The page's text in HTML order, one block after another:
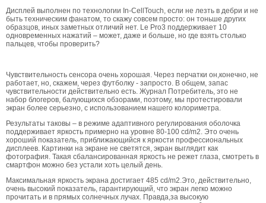
Дисплей выполнен по технологии In-CellTouch, если не лезть в дебри и не
быть техническим фанатом, то скажу совсем просто: он тоньше других
образцов, иных заметных отличий нет. Le Pro3 поддерживает 10
одновременных нажатий – может, даже и больше, но где взять столько
пальцев, чтобы проверить?
Чувствительность сенсора очень хорошая. Через перчатки он,конечно, не
работает, но, скажем, через футболку - запросто. В общем, запас
чувствительности действительно есть. Журнал Потребитель, это не
набор блогеров, балующихся обзорами, поэтому, мы протестировали
экран более серьезно, с использованием нашего колориметра.
Результаты таковы – в режиме адаптивного регулирования оболочка
поддерживает яркость примерно на уровне 80-100 cd/m2. Это очень
хороший показатель, приближающийся к яркости профессиональных
дисплеев. Картинки на экране не светятся, экран выглядит как
фотография. Такая сбалансированная яркость не режет глаза, смотреть в
смартфон можно без устали хоть целый день.
Максимальная яркость экрана достигает 485 cd/m2.Это, действительно,
очень высокий показатель, гарантирующий, что экран легко можно
прочитать и в прямых солнечных лучах. Правда,за высокую